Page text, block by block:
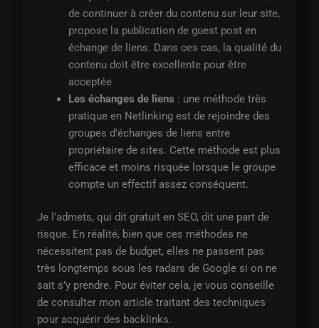
de continuer à créer du contenu sur leur site,
propose la publication de guest post en
échange de liens. Dans ces cas, la qualité du
contenu doit être excellente pour être
acceptée
Les échanges de liens : une méthode très
pratique en Netlinking est de rejoindre des
groupes d’échanges de liens entre
propriétaire de sites. Cette méthode est plus
efficace et moins risquée lorsque le groupe
compte un effectif assez conséquent.
Je l’admets, qui dit gratuit en SEO, dit une part de
risque. En réalité, bien que ces méthodes ne
nécessitent pas de budget, elles ne passent pas
très longtemps sous les radars de Google si on ne
sait s’y prendre. Pour éviter cela, je vous conseille
de consulter mon article traitant des techniques
pour acquérir des backlinks.